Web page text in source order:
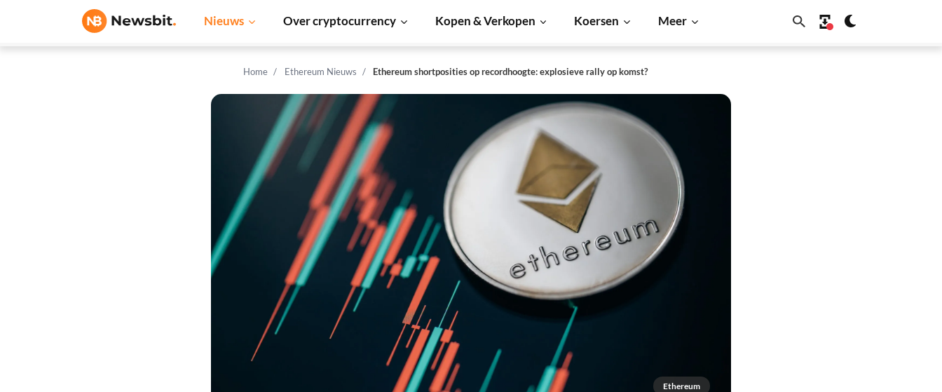
Nieuws Over cryptocurrency Kopen & Verkopen Koersen Meer
Home Ethereum Nieuws Ethereum shortposities op recordhoogte: explosieve rally op komst?
Ethereum